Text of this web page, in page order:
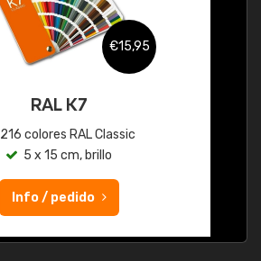
€15,95
RAL K7
216 colores RAL Classic
5 x 15 cm, brillo
Info / pedido